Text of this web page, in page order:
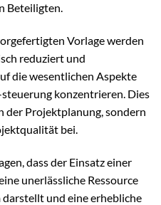
Beteiligten.
Vorlage werden
reduziert und
die wesentlichen Aspekte
konzentrieren. Dies
der Projektplanung, sondern
bei.
dass der Einsatz einer
unerlässliche Ressource
und eine erhebliche